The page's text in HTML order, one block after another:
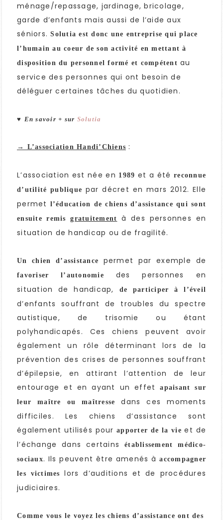
ménage/repassage, jardinage, bricolage,
garde d’enfants mais aussi de l’aide aux
séniors.Solutia est donc une entreprise qui place
l’humain au coeur de son activité en mettant à
disposition du personnel formé et compétent au
service des personnes qui ont besoin de
déléguer certaines tâches du quotidien.
♥ En savoir + sur Solutia
→ L’association Handi’Chiens :
L’association est née en 1989 et a été reconnue
d’utilité publique par décret en mars 2012. Elle
permet l’éducation de chiens d’assistance qui sont
ensuite remisgratuitement
à des personnes en
situation de handicap ou de fragilité.
Un chien d’assistance permet par exemple de
favoriser l’autonomie
des personnes en
situation de handicap,
de participer à l’éveil
d’enfants souffrant de troubles du spectre
autistique, de trisomie ou étant
polyhandicapés. Ces chiens peuvent avoir
également un rôle déterminant lors de la
prévention des crises de personnes souffrant
d’épilepsie, en attirant l’attention de leur
entourage et en ayant un effetapaisant sur
leur maître ou maîtresse
dans ces moments
difficiles. Les chiens d’assistance sont
également utilisés pourapporter de la vie et de
l’échange dans certainsétablissement médico-
sociaux. Ils peuvent être amenés àaccompagner
les victimes
lors d’auditions et de procédures
judiciaires.
Comme vous le voyez les chiens d’assistance ont des